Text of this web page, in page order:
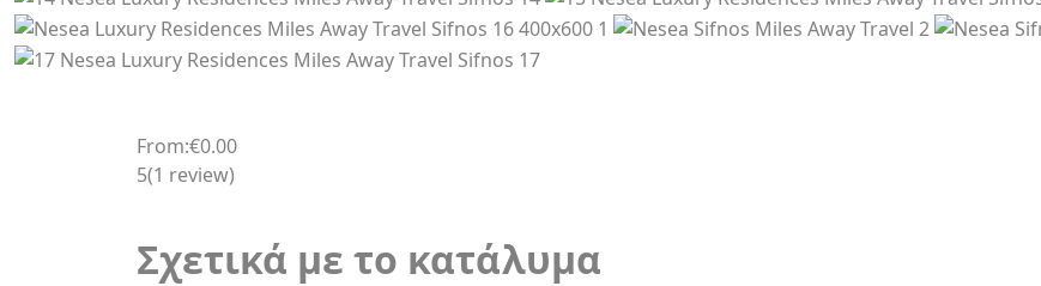
From:€0.00
5(1 review)
Σχετικά με το κατάλυμα